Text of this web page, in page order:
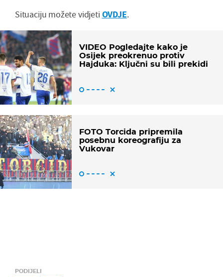
Situaciju možete vidjeti OVDJE.
VIDEO Pogledajte kako je
Osijek preokrenuo protiv
Hajduka: Ključni su bili prekidi
FOTO Torcida pripremila
posebnu koreografiju za
Vukovar
PODIJELI